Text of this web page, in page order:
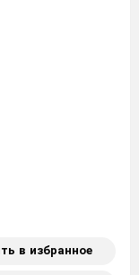
в избранное